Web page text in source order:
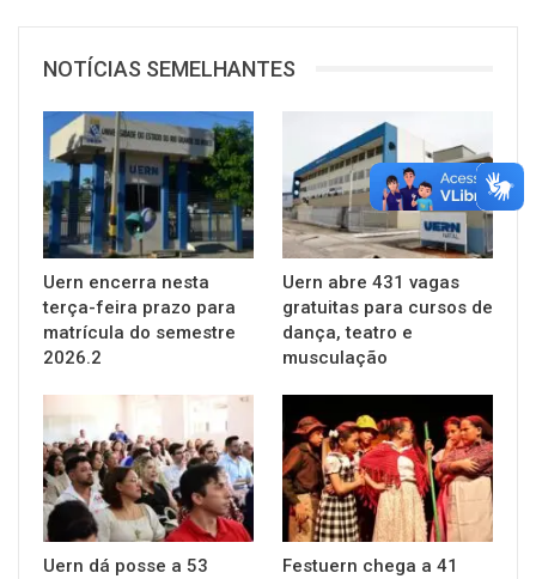
NOTÍCIAS SEMELHANTES
Uern encerra nesta
terça-feira prazo para
matrícula do semestre
2026.2
Uern abre 431 vagas
gratuitas para cursos de
dança, teatro e
musculação
Uern dá posse a 53
Festuern chega a 41